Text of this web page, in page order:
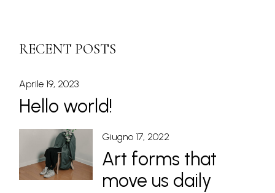
RECENT POSTS
Aprile 19, 2023
Hello world!
Giugno 17, 2022
Art forms that
move us daily